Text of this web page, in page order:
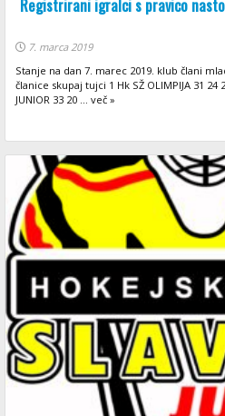
Registrirani igralci s pravico
7. marca 2019
Stanje na dan 7. marec 2019. klub člani
članice skupaj tujci 1 Hk SŽ OLIMPIJA 31 24
JUNIOR 33 20 ... več »